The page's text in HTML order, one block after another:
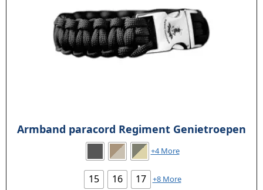
Armband paracord Regiment Genietroepen
+4 More
15 16 17 +8 More